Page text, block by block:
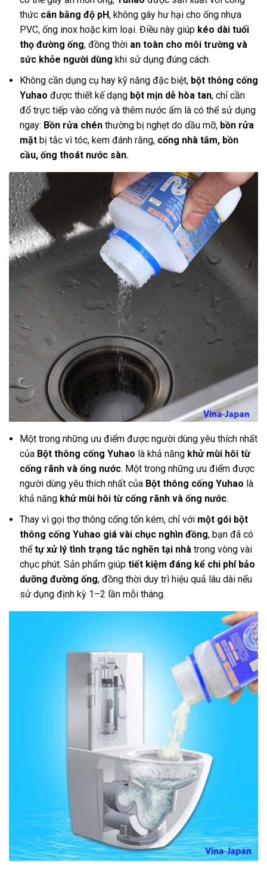
thức cân bằng độ pH, không gây hư hại cho ống nhựa
PVC, ống inox hoặc kim loại. Điều này giúp kéo dài tuổi
thọ đường ống, đồng thời an toàn cho môi trường và
sức khỏe người dùng khi sử dụng đúng cách.
Không cần dụng cụ hay kỹ năng đặc biệt, bột thông cống
Yuhao được thiết kế dạng bột mịn dễ hòa tan, chỉ cần
đổ trực tiếp vào cống và thêm nước ấm là có thể sử dụng
ngay: Bồn rửa chén thường bị nghẹt do dầu mỡ, bồn rửa
mặt bị tắc vì tóc, kem đánh răng, cống nhà tắm, bồn
cầu, ống thoát nước sàn.
Một trong những ưu điểm được người dùng yêu thích nhất
của Bột thông cống Yuhao là khả năng khử mùi hôi từ
cống rãnh và ống nước. Một trong những ưu điểm được
người dùng yêu thích nhất của Bột thông cống Yuhao là
khả năng khử mùi hôi từ cống rãnh và ống nước.
Thay vì gọi thợ thông cống tốn kém, chỉ với một gói bột
thông cống Yuhao giá vài chục nghìn đồng, bạn đã có
thểtự xử lý tình trạng tắc nghẽn tại nhà trong vòng vài
chục phút. Sản phẩm giúp tiết kiệm đáng kể chi phí bảo
dưỡng đường ống, đồng thời duy trì hiệu quả lâu dài nếu
sử dụng định kỳ 1–2 lần mỗi tháng.